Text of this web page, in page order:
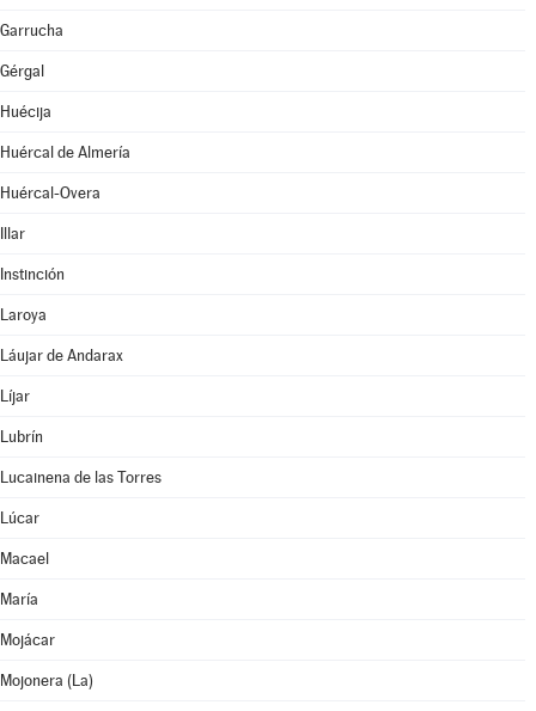
Garrucha
Gérgal
Huécija
Huércal de Almería
Huércal-Overa
Illar
Instinción
Laroya
Láujar de Andarax
Líjar
Lubrín
Lucainena de las Torres
Lúcar
Macael
María
Mojácar
Mojonera (La)